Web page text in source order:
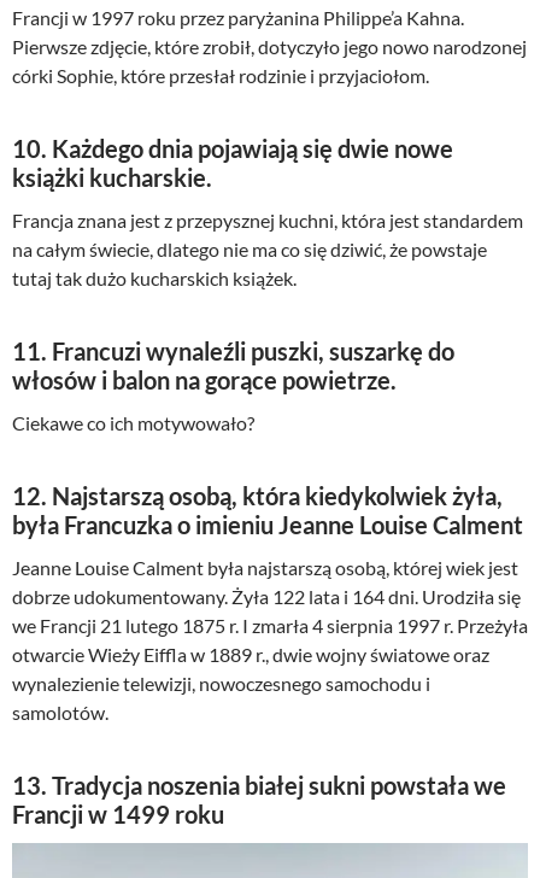
Francji w 1997 roku przez paryżanina Philippe’a Kahna.
Pierwsze zdjęcie, które zrobił, dotyczyło jego nowo narodzonej
córki Sophie, które przesłał rodzinie i przyjaciołom.
10. Każdego dnia pojawiają się dwie nowe
książki kucharskie.
Francja znana jest z przepysznej kuchni, która jest standardem
na całym świecie, dlatego nie ma co się dziwić, że powstaje
tutaj tak dużo kucharskich książek.
11. Francuzi wynaleźli puszki, suszarkę do
włosów i balon na gorące powietrze.
Ciekawe co ich motywowało?
12. Najstarszą osobą, która kiedykolwiek żyła,
była Francuzka o imieniu Jeanne Louise Calment
Jeanne Louise Calment była najstarszą osobą, której wiek jest
dobrze udokumentowany. Żyła 122 lata i 164 dni. Urodziła się
we Francji 21 lutego 1875 r. I zmarła 4 sierpnia 1997 r. Przeżyła
otwarcie Wieży Eiffla w 1889 r., dwie wojny światowe oraz
wynalezienie telewizji, nowoczesnego samochodu i
samolotów.
13. Tradycja noszenia białej sukni powstała we
Francji w 1499 roku